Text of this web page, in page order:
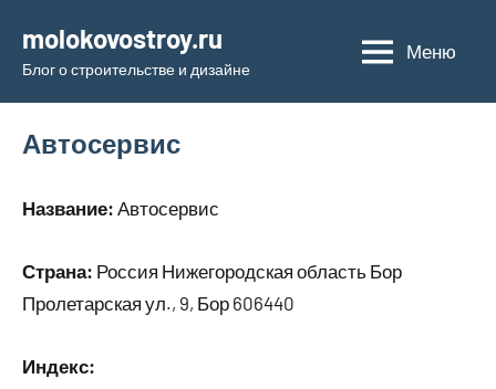
содержимому
molokovostroy.ru
Блог о строительстве и дизайне
Меню
Автосервис
Название: Автосервис
Страна: Россия Нижегородская область Бор
Пролетарская ул., 9, Бор 606440
Индекс: